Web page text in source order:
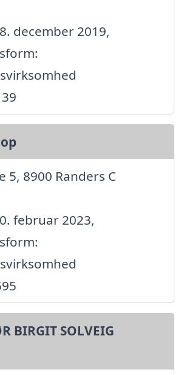
december 2019,
8900 Randers C
februar 2023,
BIRGIT SOLVEIG